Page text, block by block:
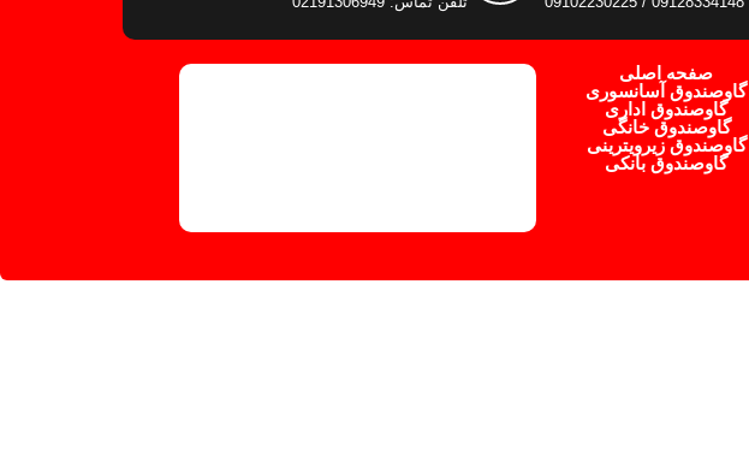
صفحه اصلی
گاوصندوق آسانسوری
گاوصندوق اداری
گاوصندوق خانگی
گاوصندوق زیرویترینی
گاوصندوق بانکی